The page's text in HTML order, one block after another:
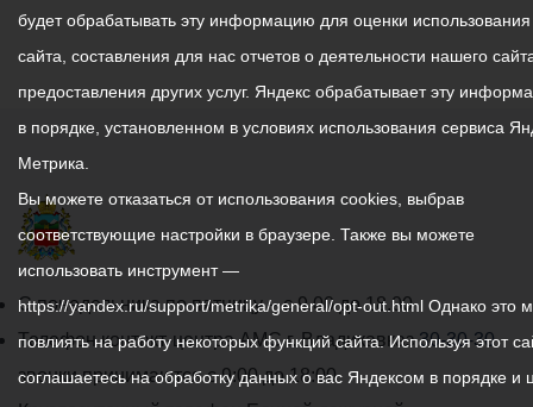
График
работы
администрации
С понедельника по пятницу – с 9.00 до 18.00
Телефон контакт-центра АМС г. Владикавказ30-30-30
звонки принимаются с 9:00 до 18:00
будет обрабатывать эту информацию для оценки
сайта, составления для нас отчетов о деятельности нашего
предоставления других услуг. Яндекс обрабатывает эту
в порядке, установленном в условиях использования сервиса
Метрика.
Вы можете отказаться от использования cookies, выбрав
соответствующие настройки в браузере. Также вы можете
использовать инструмент —
https://yandex.ru/support/metrika/general/opt-out.html Однако это
повлиять на работу некоторых функций сайта. Используя этот
соглашаетесь на обработку данных о вас Яндексом в порядке и